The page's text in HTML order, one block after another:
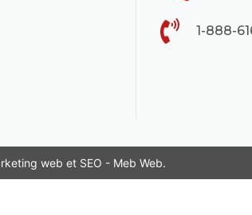
1-888-
web et SEO - Meb Web.